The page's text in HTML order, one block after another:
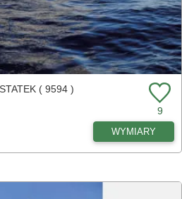
( 9594 )
9
WYMIARY